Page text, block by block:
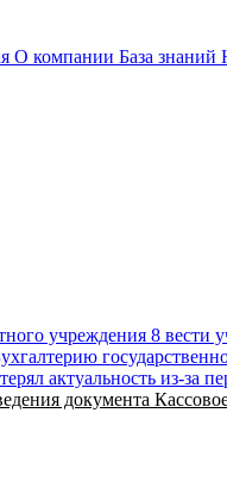
О компании База знаний
учреждения 8 вести
актуальность из-за
документа